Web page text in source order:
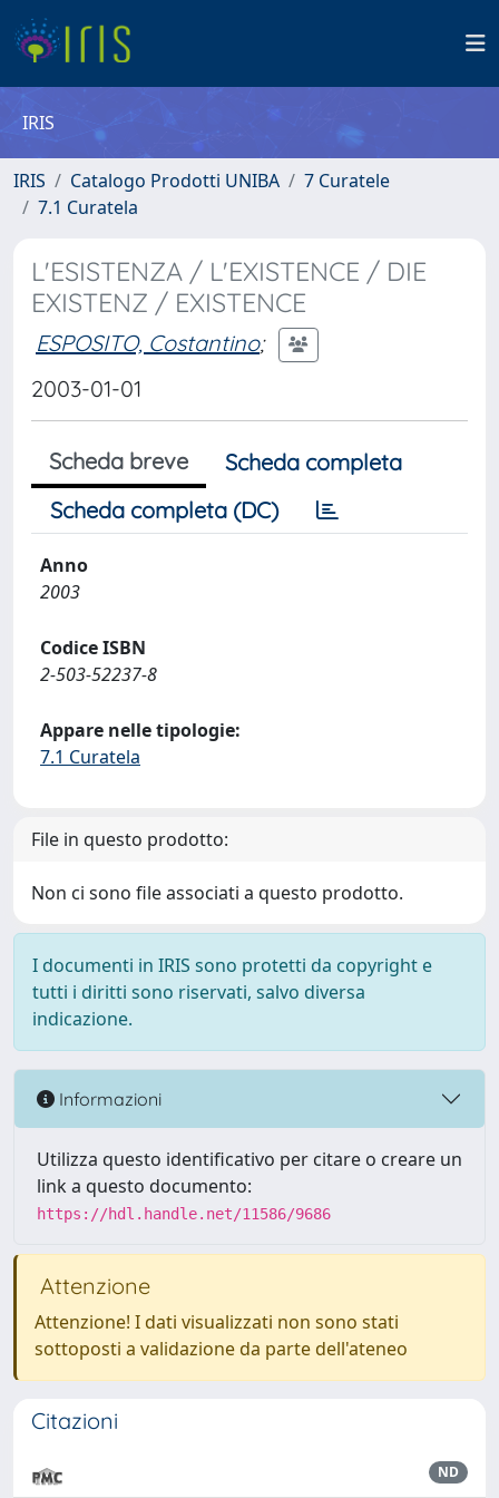
IRIS
IRIS Catalogo Prodotti UNIBA
7 Curatele
7.1 Curatela
L'ESISTENZA / L'EXISTENCE / DIE
EXISTENZ / EXISTENCE
ESPOSITO, Costantino;
2003-01-01
Scheda breve
Scheda completa
Scheda completa (DC)
Anno
2003
Codice ISBN
2-503-52237-8
Appare nelle tipologie:
7.1 Curatela
File in questo prodotto:
Non ci sono file associati a questo prodotto.
I documenti in IRIS sono protetti da copyright e
tutti i diritti sono riservati, salvo diversa
indicazione.
Informazioni
Utilizza questo identificativo per citare o creare un
link a questo documento:
https://hdl.handle.net/11586/9686
Attenzione
Attenzione! I dati visualizzati non sono stati
sottoposti a validazione da parte dell'ateneo
Citazioni
ND